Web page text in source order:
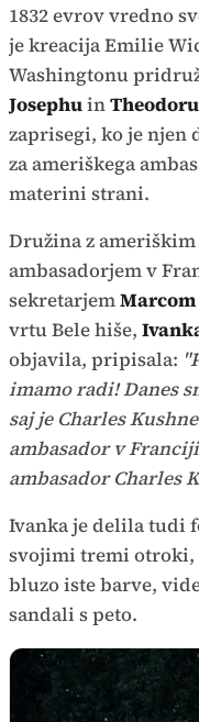
1832 evrov vredno
je kreacija Emilie
Washingtonu
JosephuinTheodoru
zaprisegi, ko je njen
za ameriškega
materini strani.
Družina z
ambasadorjem v
sekretarjem
vrtu Bele hiše,
objavila, pripisala:
imamo radi! Danes
saj je Charles
ambasador v
ambasador Charles
Ivanka je delila tudi
svojimi tremi otroki,
bluzo iste barve,
sandali s peto.